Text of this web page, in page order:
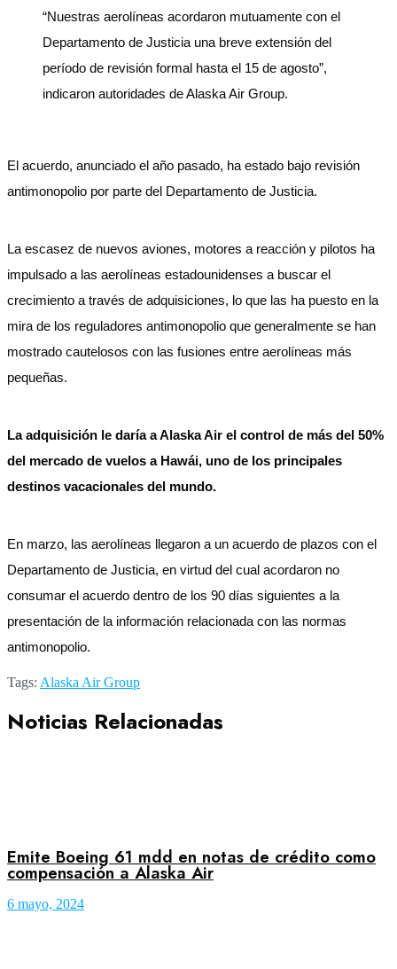
“Nuestras aerolíneas acordaron mutuamente con el
Departamento de Justicia una breve extensión del
período de revisión formal hasta el 15 de agosto”,
indicaron autoridades de Alaska Air Group.
El acuerdo, anunciado el año pasado, ha estado bajo revisión
antimonopolio por parte del Departamento de Justicia.
La escasez de nuevos aviones, motores a reacción y pilotos ha
impulsado a las aerolíneas estadounidenses a buscar el
crecimiento a través de adquisiciones, lo que las ha puesto en la
mira de los reguladores antimonopolio que generalmente se han
mostrado cautelosos con las fusiones entre aerolíneas más
pequeñas.
La adquisición le daría a Alaska Air el control de más del 50%
del mercado de vuelos a Hawái, uno de los principales
destinos vacacionales del mundo.
En marzo, las aerolíneas llegaron a un acuerdo de plazos con el
Departamento de Justicia, en virtud del cual acordaron no
consumar el acuerdo dentro de los 90 días siguientes a la
presentación de la información relacionada con las normas
antimonopolio.
Tags: Alaska Air Group
Noticias Relacionadas
Emite Boeing 61 mdd en notas de crédito como
compensación a Alaska Air
6 mayo, 2024